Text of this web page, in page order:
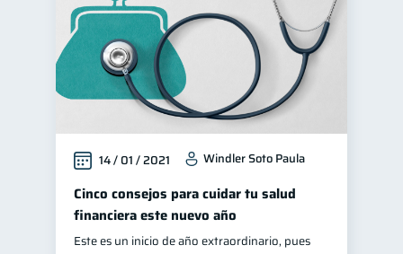
14 / 01 / 2021 Windler Soto Paula
Cinco consejos para cuidar tu salud
financiera este nuevo año
Este es un inicio de año extraordinario, pues